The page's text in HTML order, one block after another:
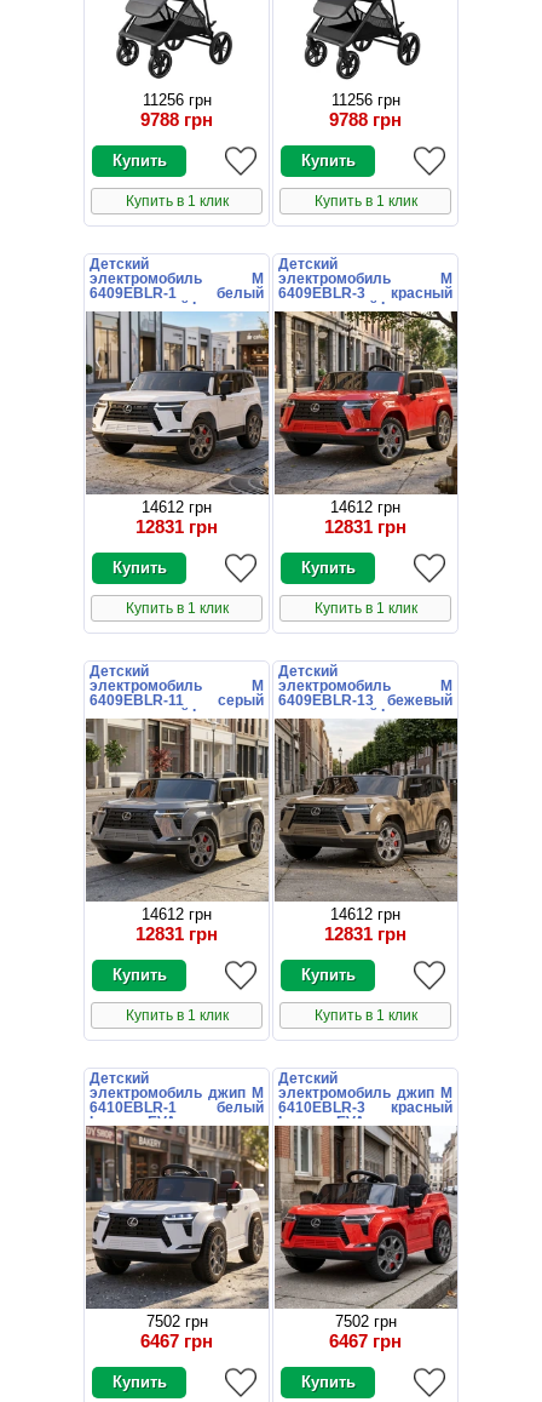
11256 грн
9788 грн
Купить в 1 клик
11256 грн
9788 грн
Купить в 1 клик
Детский
электромобиль M
6409EBLR-1 белый
двухместный Lexus
14612 грн
12831 грн
Купить в 1 клик
Детский
электромобиль M
6409EBLR-3 красный
двухместный Lexus
14612 грн
12831 грн
Купить в 1 клик
Детский
электромобиль M
6409EBLR-11 серый
двухместный Lexus
14612 грн
12831 грн
Купить в 1 клик
Детский
электромобиль M
6409EBLR-13 бежевый
двухместный Lexus
14612 грн
12831 грн
Купить в 1 клик
Детский
электромобиль джип M
6410EBLR-1 белый
Lexus с EVA колесами
7502 грн
6467 грн
Детский
электромобиль джип M
6410EBLR-3 красный
Lexus с EVA колесами
7502 грн
6467 грн